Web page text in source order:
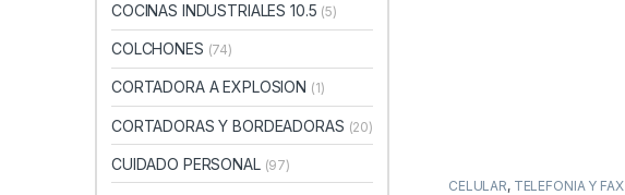
CELULAR, TELEFONIA Y FAX
COCINAS INDUSTRIALES 10.5 (5)
COLCHONES (74)
CORTADORA A EXPLOSION (1)
CORTADORAS Y BORDEADORAS (20)
CUIDADO PERSONAL (97)